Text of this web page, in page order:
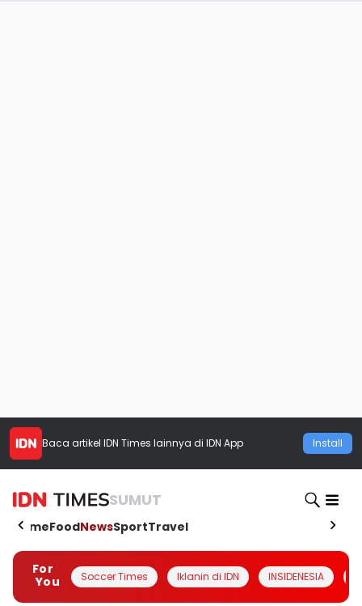
Baca artikel IDN Times lainnya di IDN App Install
SUMUT
HomeFoodNewsSportTravel
For
You
Soccer Times Iklanin di IDN INSIDENESIA